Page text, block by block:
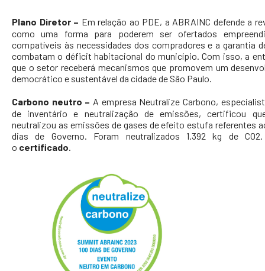
Plano Diretor – Em relação ao PDE, a ABRAINC defende a
como uma forma para poderem ser ofertados
compatíveis às necessidades dos compradores e a garantia
combatam o déficit habitacional do município. Com isso, a
que o setor receberá mecanismos que promovem um
democrático e sustentável da cidade de São Paulo.
Carbono neutro – A empresa Neutralize Carbono,
de inventário e neutralização de emissões, certificou
neutralizou as emissões de gases de efeito estufa referentes
dias de Governo. Foram neutralizados 1.392 kg de
o certificado.